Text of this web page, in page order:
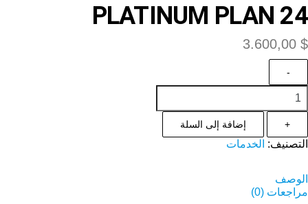
PLATINUM PLAN 24
3.600,00 $
-
+ إضافة إلى السلة
التصنيف: الخدمات
الوصف
مراجعات (0)